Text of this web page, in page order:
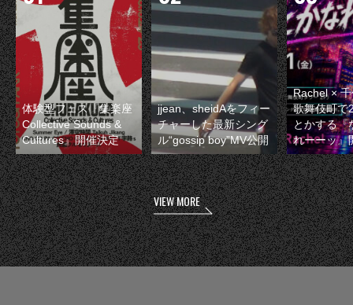
体験型フェス『集楽座
Collective Sounds &
Cultures』開催決定
jjean、sheidAをフィー
チャーした最新シング
ル“gossip boy”MV公開
Rachel ×
歌舞伎町で
とかする『
れーーッ』
VIEW MORE